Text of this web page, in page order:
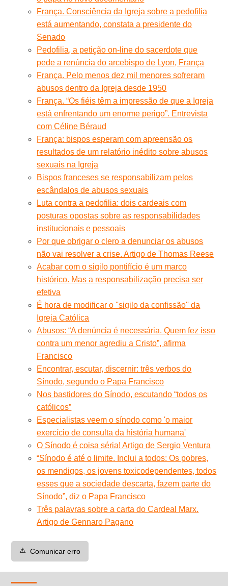
França. Consciência da Igreja sobre a pedofilia
está aumentando, constata a presidente do
Senado
Pedofilia, a petição on-line do sacerdote que
pede a renúncia do arcebispo de Lyon, França
França. Pelo menos dez mil menores sofreram
abusos dentro da Igreja desde 1950
França. “Os fiéis têm a impressão de que a Igreja
está enfrentando um enorme perigo”. Entrevista
com Céline Béraud
França: bispos esperam com apreensão os
resultados de um relatório inédito sobre abusos
sexuais na Igreja
Bispos franceses se responsabilizam pelos
escândalos de abusos sexuais
Luta contra a pedofilia: dois cardeais com
posturas opostas sobre as responsabilidades
institucionais e pessoais
Por que obrigar o clero a denunciar os abusos
não vai resolver a crise. Artigo de Thomas Reese
Acabar com o sigilo pontifício é um marco
histórico. Mas a responsabilização precisa ser
efetiva
É hora de modificar o ''sigilo da confissão'' da
Igreja Católica
Abusos: “A denúncia é necessária. Quem fez isso
contra um menor agrediu a Cristo”, afirma
Francisco
Encontrar, escutar, discernir: três verbos do
Sínodo, segundo o Papa Francisco
Nos bastidores do Sínodo, escutando “todos os
católicos”
Especialistas veem o sínodo como 'o maior
exercício de consulta da história humana'
O Sínodo é coisa séria! Artigo de Sergio Ventura
“Sínodo é até o limite. Inclui a todos: Os pobres,
os mendigos, os jovens toxicodependentes, todos
esses que a sociedade descarta, fazem parte do
Sínodo”, diz o Papa Francisco
Três palavras sobre a carta do Cardeal Marx.
Artigo de Gennaro Pagano
⚠️ Comunicar erro